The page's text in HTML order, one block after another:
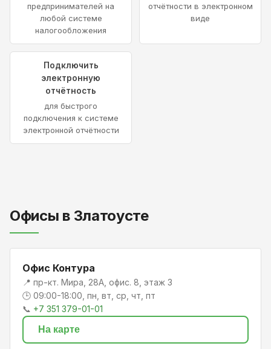
предпринимателей на
любой системе
налогообложения
отчётности в электронном
виде
Подключить
электронную
отчётность
для быстрого
подключения к системе
электронной отчётности
Офисы в Златоусте
Офис Контура
📍 пр-кт. Мира, 28А, офис. 8, этаж 3
🕒 09:00-18:00, пн, вт, ср, чт, пт
📞 +7 351 379-01-01
На карте